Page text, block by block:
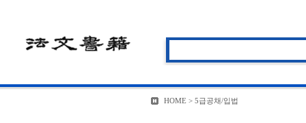
HOME > 5급공채/입법